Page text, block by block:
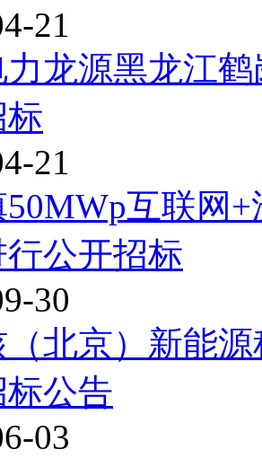
21
龙源黑龙江
21
互联网
公开招标
30
北京）新能
公告
03